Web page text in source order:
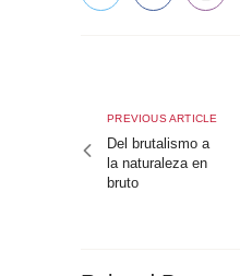
entradas
Previous
article
PREVIOUS ARTICLE
Del brutalismo a
la naturaleza en
bruto